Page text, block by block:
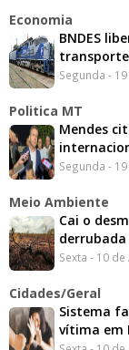
Economia
BNDES
Segunda -
Politica MT
Mendes
Segunda -
Meio Ambiente
Cai o
derrubada
Sexta - 10
Cidades/Geral
Sistema
vítima em